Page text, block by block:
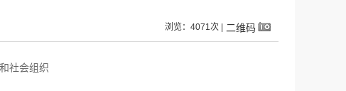
浏览：4071次 | 二维码
社会组织